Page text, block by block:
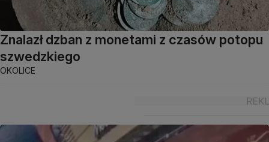
Znalazł dzban z monetami z czasów potopu
szwedzkiego
OKOLICE